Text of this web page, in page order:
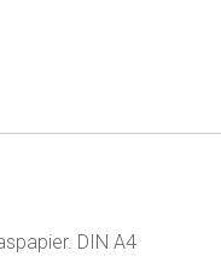
DIN A4